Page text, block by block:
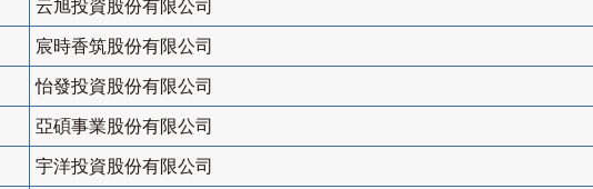
云旭投資股份有限公司
宸時香筑股份有限公司
怡發投資股份有限公司
亞碩事業股份有限公司
宇洋投資股份有限公司